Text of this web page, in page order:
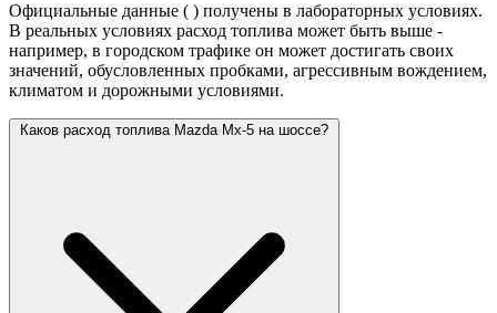
Официальные данные ( ) получены в лабораторных условиях.
В реальных условиях расход топлива может быть выше -
например, в городском трафике он может достигать своих
значений, обусловленных пробками, агрессивным вождением,
климатом и дорожными условиями.
Каков расход топлива Mazda Mx-5 на шоссе?